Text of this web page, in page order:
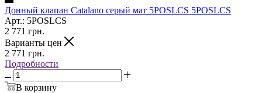
Донный клапан Catalano серый мат 5POSLCS 5POSLCS
Арт.: 5POSLCS
2 771 грн.
Варианты цен
2 771 грн.
Подробности
В корзину